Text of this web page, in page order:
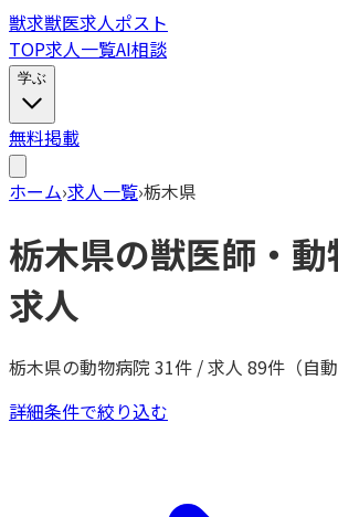
獣求獣医求人ポスト
TOP求人一覧AI相談
学ぶ
無料掲載
ホーム›求人一覧›栃木県
栃木県の獣医師・
求人
栃木県の動物病院 31件 / 求人 89件（自動
詳細条件で絞り込む